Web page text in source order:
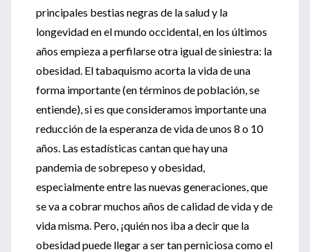
principales bestias negras de la salud y la
longevidad en el mundo occidental, en los últimos
años empieza a perfilarse otra igual de siniestra: la
obesidad. El tabaquismo acorta la vida de una
forma importante (en términos de población, se
entiende), si es que consideramos importante una
reducción de la esperanza de vida de unos 8 o 10
años. Las estadísticas cantan que hay una
pandemia de sobrepeso y obesidad,
especialmente entre las nuevas generaciones, que
se va a cobrar muchos años de calidad de vida y de
vida misma. Pero, ¡quién nos iba a decir que la
obesidad puede llegar a ser tan perniciosa como el